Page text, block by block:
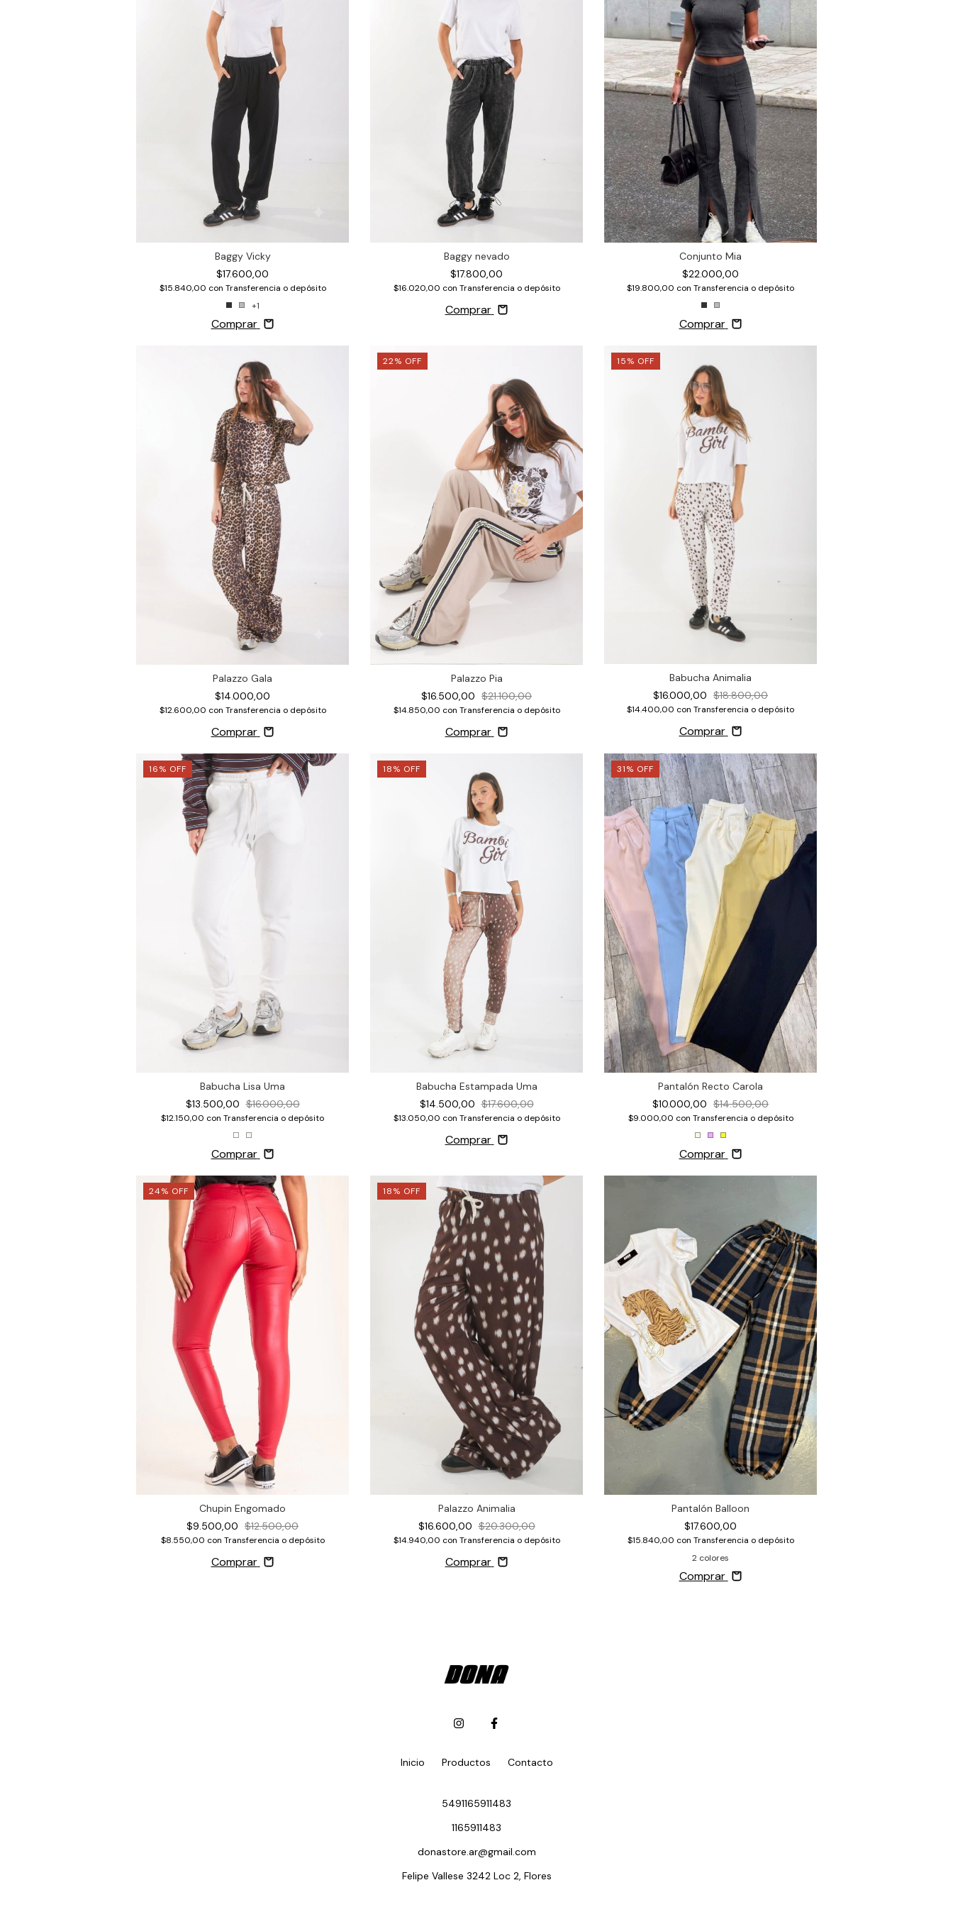
Baggy Vicky
$17.600,00
$15.840,00 con Transferencia o depósito
+1
Comprar
Baggy nevado
$17.800,00
$16.020,00 con Transferencia o depósito
Comprar
Conjunto Mia
$22.000,00
$19.800,00 con Transferencia o depósito
Comprar
Palazzo Gala
$14.000,00
$12.600,00 con Transferencia o depósito
Comprar
22% OFF
Palazzo Pia
$16.500,00 $21.100,00
$14.850,00 con Transferencia o depósito
Comprar
15% OFF
Babucha Animalia
$16.000,00 $18.800,00
$14.400,00 con Transferencia o depósito
Comprar
16% OFF
Babucha Lisa Uma
$13.500,00 $16.000,00
$12.150,00 con Transferencia o depósito
Comprar
18% OFF
Babucha Estampada Uma
$14.500,00 $17.600,00
$13.050,00 con Transferencia o depósito
Comprar
31% OFF
Pantalón Recto Carola
$10.000,00 $14.500,00
$9.000,00 con Transferencia o depósito
Comprar
24% OFF
Chupin Engomado
$9.500,00 $12.500,00
$8.550,00 con Transferencia o depósito
Comprar
18% OFF
Palazzo Animalia
$16.600,00 $20.300,00
$14.940,00 con Transferencia o depósito
Comprar
Pantalón Balloon
$17.600,00
$15.840,00 con Transferencia o depósito
2 colores
Comprar
Inicio Productos Contacto
5491165911483
1165911483
donastore.ar@gmail.com
Felipe Vallese 3242 Loc 2, Flores